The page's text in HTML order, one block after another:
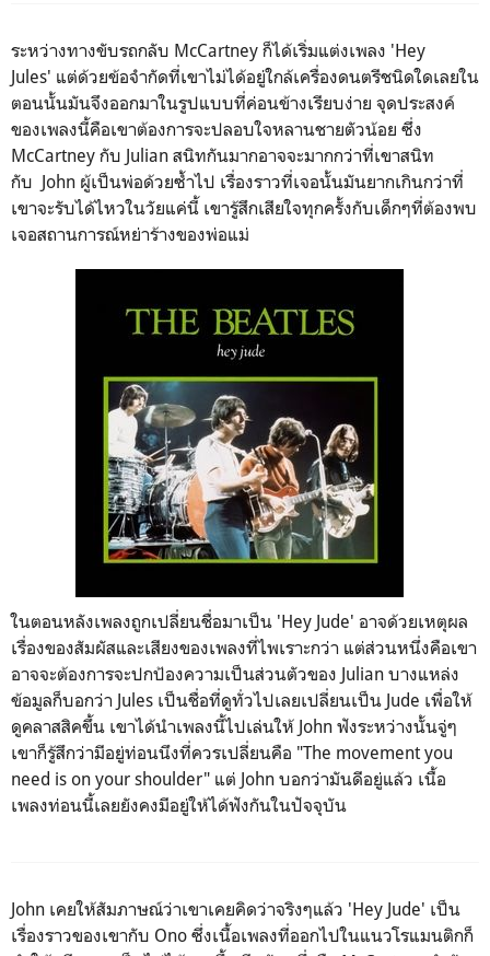
ระหว่างทางขับรถกลับ McCartney ก็ได้เริ่มแต่งเพลง 'Hey
Jules' แต่ด้วยข้อจำกัดที่เขาไม่ได้อยู่ใกล้เครื่องดนตรีชนิดใดเลยใน
ตอนนั้นมันจึงออกมาในรูปแบบที่ค่อนข้างเรียบง่าย จุดประสงค์
ของเพลงนี้คือเขาต้องการจะปลอบใจหลานชายตัวน้อย ซึ่ง
McCartney กับ Julian สนิทกันมากอาจจะมากกว่าที่เขาสนิท
กับ John ผู้เป็นพ่อด้วยซ้ำไป เรื่องราวที่เจอนั้นมันยากเกินกว่าที่
เขาจะรับได้ไหวในวัยแค่นี้ เขารู้สึกเสียใจทุกครั้งกับเด็กๆที่ต้องพบ
เจอสถานการณ์หย่าร้างของพ่อแม่
ในตอนหลังเพลงถูกเปลี่ยนชื่อมาเป็น 'Hey Jude' อาจด้วยเหตุผล
เรื่องของสัมผัสและเสียงของเพลงที่ไพเราะกว่า แต่ส่วนหนึ่งคือเขา
อาจจะต้องการจะปกป้องความเป็นส่วนตัวของ Julian บางแหล่ง
ข้อมูลก็บอกว่า Jules เป็นชื่อที่ดูทั่วไปเลยเปลี่ยนเป็น Jude เพื่อให้
ดูคลาสสิคขึ้น เขาได้นำเพลงนี้ไปเล่นให้ John ฟังระหว่างนั้นจู่ๆ
เขาก็รู้สึกว่ามีอยู่ท่อนนึงที่ควรเปลี่ยนคือ "The movement you
need is on your shoulder" แต่ John บอกว่ามันดีอยู่แล้ว เนื้อ
เพลงท่อนนี้เลยยังคงมีอยู่ให้ได้ฟังกันในปัจจุบัน
John เคยให้สัมภาษณ์ว่าเขาเคยคิดว่าจริงๆแล้ว 'Hey Jude' เป็น
เรื่องราวของเขากับ Ono ซึ่งเนื้อเพลงที่ออกไปในแนวโรแมนติกก็